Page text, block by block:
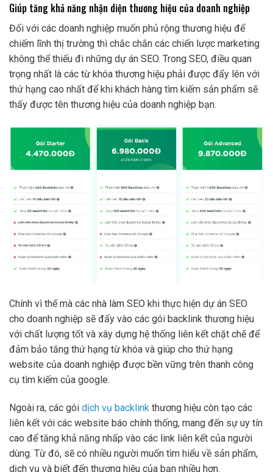
Giúp tăng khả năng nhận diện thương hiệu của doanh nghiệp
Đối với các doanh nghiệp muốn phủ rộng thương hiệu để
chiếm lĩnh thị trường thì chắc chắn các chiến lược marketing
không thể thiếu đi những dự án SEO. Trong SEO, điều quan
trọng nhất là các từ khóa thương hiệu phải được đẩy lên với
thứ hạng cao nhất để khi khách hàng tìm kiếm sản phẩm sẽ
thấy được tên thương hiệu của doanh nghiệp bạn.
Chính vì thế mà các nhà làm SEO khi thực hiện dự án SEO
cho doanh nghiệp sẽ đẩy vào các gói backlink thương hiệu
với chất lượng tốt và xây dựng hệ thống liên kết chặt chẽ để
đảm bảo tăng thứ hạng từ khóa và giúp cho thứ hạng
website của doanh nghiệp được bền vững trên thanh công
cụ tìm kiếm của google.
Ngoài ra, các gói dịch vụ backlink thương hiệu còn tạo các
liên kết với các website báo chính thống, mang đến sự uy tín
cao để tăng khả năng nhấp vào các link liên kết của người
dùng. Từ đó, sẽ có nhiều người muốn tìm hiểu về sản phẩm,
dịch vụ và biết đến thương hiệu của bạn nhiều hơn.